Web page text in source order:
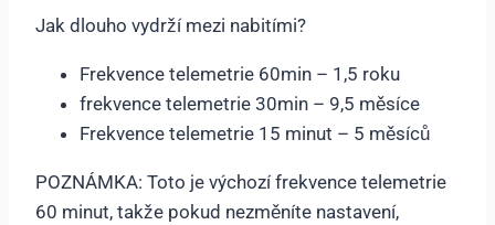
Jak dlouho vydrží mezi nabitími?
Frekvence telemetrie 60min – 1,5 roku
frekvence telemetrie 30min – 9,5 měsíce
Frekvence telemetrie 15 minut – 5 měsíců
POZNÁMKA: Toto je výchozí frekvence telemetrie
60 minut, takže pokud nezměníte nastavení,